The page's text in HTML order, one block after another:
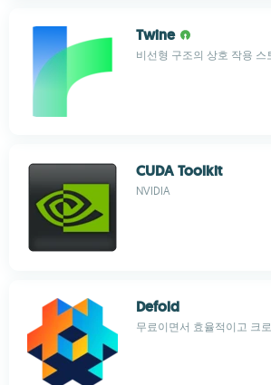
Twine
비선형 구조의 상호 작용 스
CUDA Toolkit
NVIDIA
Defold
무료이면서 효율적이고 크